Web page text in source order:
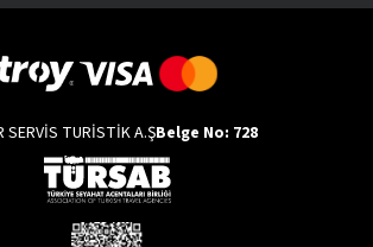
SERVİS TURİSTİK A.ŞBelge No: 728